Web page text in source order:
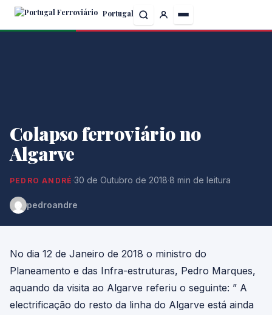
Skip
Portugal
Colapso ferroviário no
Algarve
PEDRO ANDRÉ ·30 de Outubro de 2018·8 min de leitura
pedroandre
No dia 12 de Janeiro de 2018 o ministro do
Planeamento e das Infra-estruturas, Pedro Marques,
aquando da visita ao Algarve referiu o seguinte: ” A
electrificação do resto da linha do Algarve está ainda